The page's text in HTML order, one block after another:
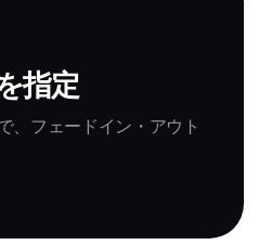
指定
、フェードイン・アウト